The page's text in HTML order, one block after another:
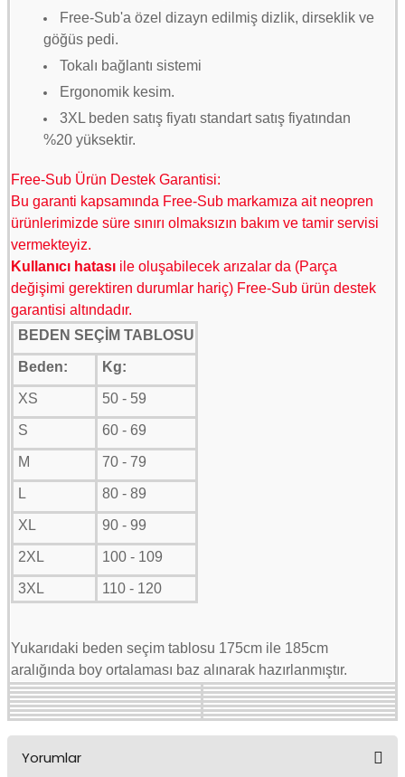
Free-Sub'a özel dizayn edilmiş dizlik, dirseklik ve
göğüs pedi.
Tokalı bağlantı sistemi
Ergonomik kesim.
3XL beden satış fiyatı standart satış fiyatından
%20 yüksektir.
Free-Sub Ürün Destek Garantisi:
Bu garanti kapsamında Free-Sub markamıza ait neopren
ürünlerimizde süre sınırı olmaksızın bakım ve tamir servisi
vermekteyiz.
Kullanıcı hatası ile oluşabilecek arızalar da (Parça
değişimi gerektiren durumlar hariç) Free-Sub ürün destek
garantisi altındadır.
BEDEN SEÇİM TABLOSU
Beden: Kg:
XS 50 - 59
S 60 - 69
M 70 - 79
L 80 - 89
XL 90 - 99
2XL 100 - 109
3XL 110 - 120
Yukarıdaki beden seçim tablosu 175cm ile 185cm
aralığında boy ortalaması baz alınarak hazırlanmıştır.
Yorumlar